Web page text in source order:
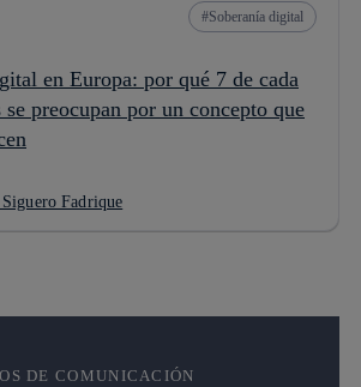
Soberanía digital
en Europa: por qué 7 de cada
se preocupan por un concepto que
Fadrique
DE COMUNICACIÓN